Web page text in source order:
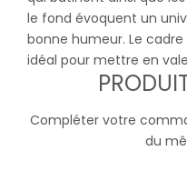
le fond évoquent un
bonne humeur. Le
idéal pour mettre en
Compléter votre
du